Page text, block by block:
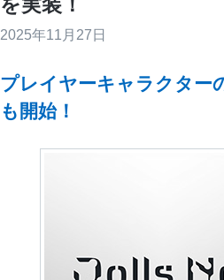
2025年11月27日
プレイヤーキャラクター
も開始！